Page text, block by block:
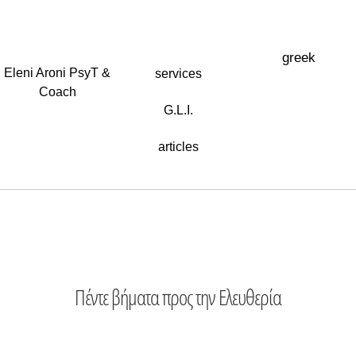
Eleni Aroni PsyT &
Coach
services
G.L.I.
articles
greek
Πέντε βήματα προς την Ελευθερία